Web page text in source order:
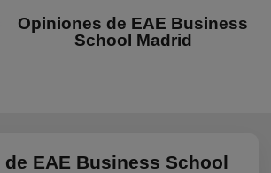
Opiniones de EAE Business
School Madrid
EAE Business School